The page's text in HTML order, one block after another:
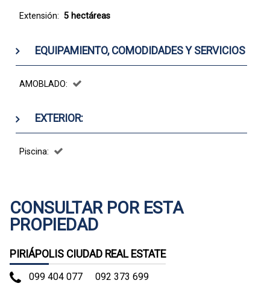
Extensión: 5 hectáreas
EQUIPAMIENTO, COMODIDADES Y SERVICIOS
AMOBLADO:
EXTERIOR:
Piscina:
CONSULTAR POR ESTA
PROPIEDAD
PIRIÁPOLIS CIUDAD REAL ESTATE
099 404 077
092 373 699